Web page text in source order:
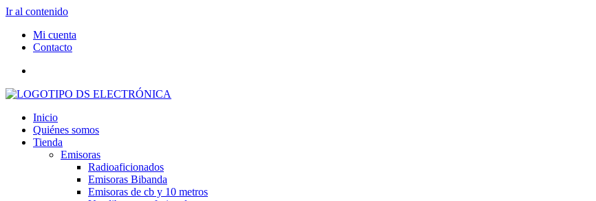
Ir al contenido
Mi cuenta
Contacto
Inicio
Quiénes somos
Tienda
Emisoras
Radioaficionados
Emisoras Bibanda
Emisoras de cb y 10 metros